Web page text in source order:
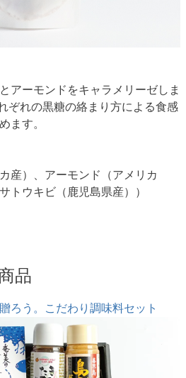
アーモンドをキャラメリーゼしま
ぞれの黒糖の絡まり方による食感
ます。
産）、アーモンド（アメリカ
トウキビ（鹿児島県産））
品
ろう。こだわり調味料セット